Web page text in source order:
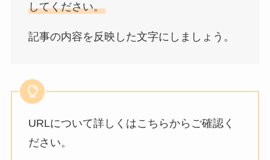
してください。
記事の内容を反映した文字にしましょう。
URLについて詳しくはこちらからご確認く
ださい。